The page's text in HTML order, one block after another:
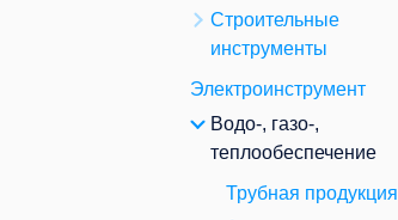
Строительные
инструменты
Электроинструмент
Водо-, газо-,
теплообеспечение
Трубная продукция